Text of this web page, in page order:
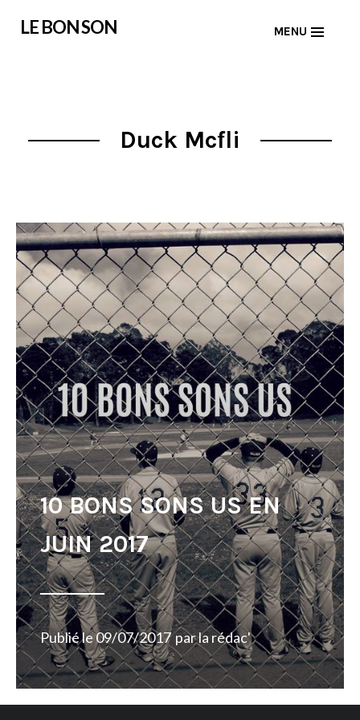
LE BON SON MENU
Duck Mcfli
10 BONS SONS US EN
JUIN 2017
Publié le09/07/2017 parla rédac'